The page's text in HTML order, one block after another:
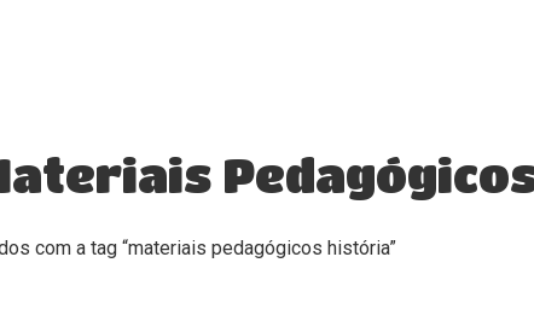
com a tag “materiais pedagógicos história”